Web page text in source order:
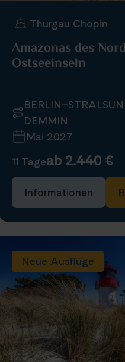
Thurgau Chopin
Amazonas des
Ostseeinseln
DEMMIN
Mai 2027
11 Tageab 2.440 €
Informationen
Neue Ausflüge
Alle Termine